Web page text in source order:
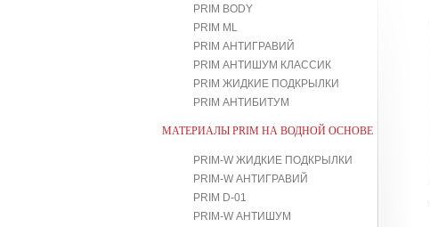
PRIM BODY
PRIM ML
PRIM АНТИГРАВИЙ
PRIM АНТИШУМ КЛАССИК
PRIM ЖИДКИЕ ПОДКРЫЛКИ
PRIM АНТИБИТУМ
МАТЕРИАЛЫ PRIM НА ВОДНОЙ ОСНОВЕ
PRIM-W ЖИДКИЕ ПОДКРЫЛКИ
PRIM-W АНТИГРАВИЙ
PRIM D-01
PRIM-W АНТИШУМ